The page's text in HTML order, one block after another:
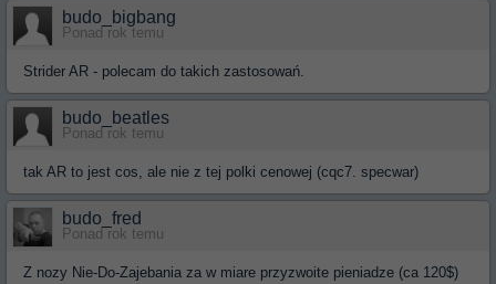
budo_bigbang
Ponad rok temu
Strider AR - polecam do takich zastosowań.
budo_beatles
Ponad rok temu
tak AR to jest cos, ale nie z tej polki cenowej (cqc7. specwar)
budo_fred
Ponad rok temu
Z nozy Nie-Do-Zajebania za w miare przyzwoite pieniadze (ca 120$)